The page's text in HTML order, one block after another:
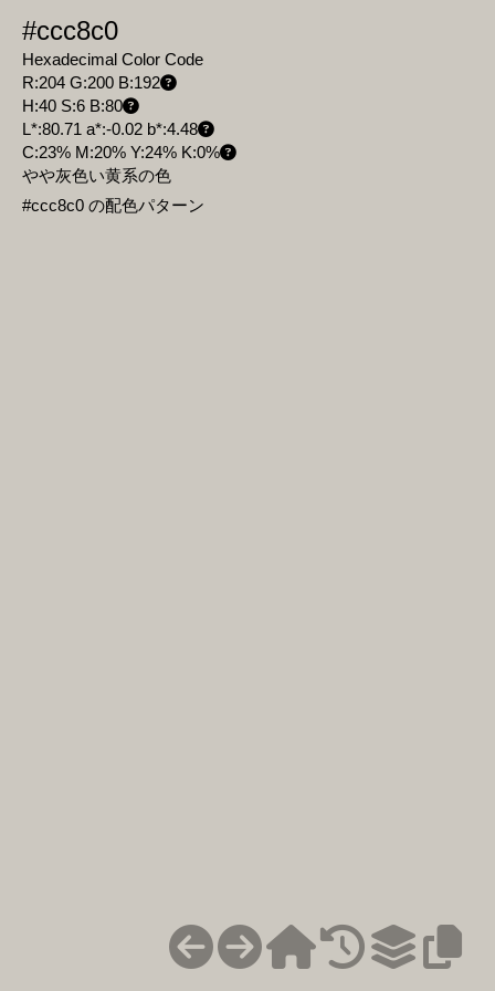
#ccc8c0
Hexadecimal Color Code
R:204 G:200 B:192
H:40 S:6 B:80
L*:80.71 a*:-0.02 b*:4.48
C:23% M:20% Y:24% K:0%
やや灰色い黄系の色
#ccc8c0 の配色パターン